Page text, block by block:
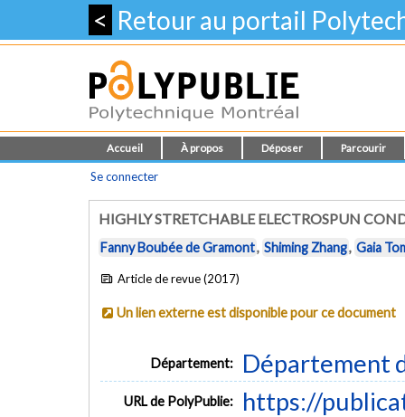
< Retour au portail
Accueil À propos Déposer Parcourir
Se connecter
HIGHLY STRETCHABLE ELECTROSPUN
Fanny Boubée de Gramont, Shiming Zhang, Gaia
Article de revue (2017)
Un lien externe est disponible pour ce document
Département: Département
URL de PolyPublie: https://